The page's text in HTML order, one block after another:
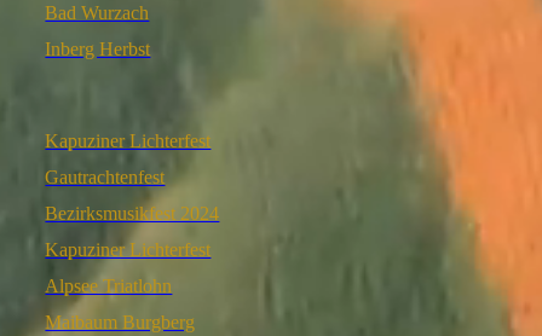
Bad Wurzach
Inberg Herbst
Kapuziner Lichterfest
Gautrachtenfest
Bezirksmusikfest 2024
Kapuziner Lichterfest
Alpsee Triatlohn
Maibaum Burgberg